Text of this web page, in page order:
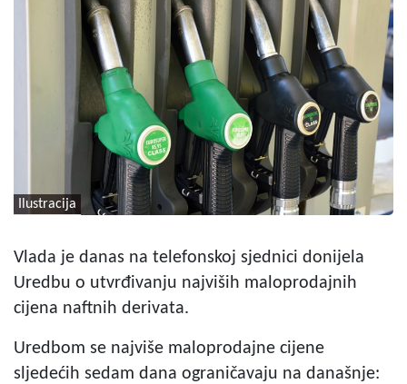
Ilustracija
Vlada je danas na telefonskoj sjednici donijela
Uredbu o utvrđivanju najviših maloprodajnih
cijena naftnih derivata.
Uredbom se najviše maloprodajne cijene
sljedećih sedam dana ograničavaju na današnje: